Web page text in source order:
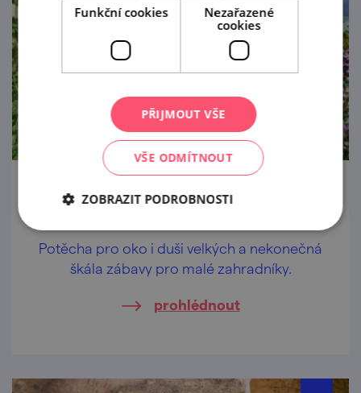
Bylinková zahrada Lu & Tiree Chmelar
Potěcha pro oko i duši velkých a nekonečná
škála zábavy pro malé zahradníky.
prohlédnout
Funkční cookies
Nezařazené
cookies
PŘIJMOUT VŠE
VŠE ODMÍTNOUT
ZOBRAZIT PODROBNOSTI